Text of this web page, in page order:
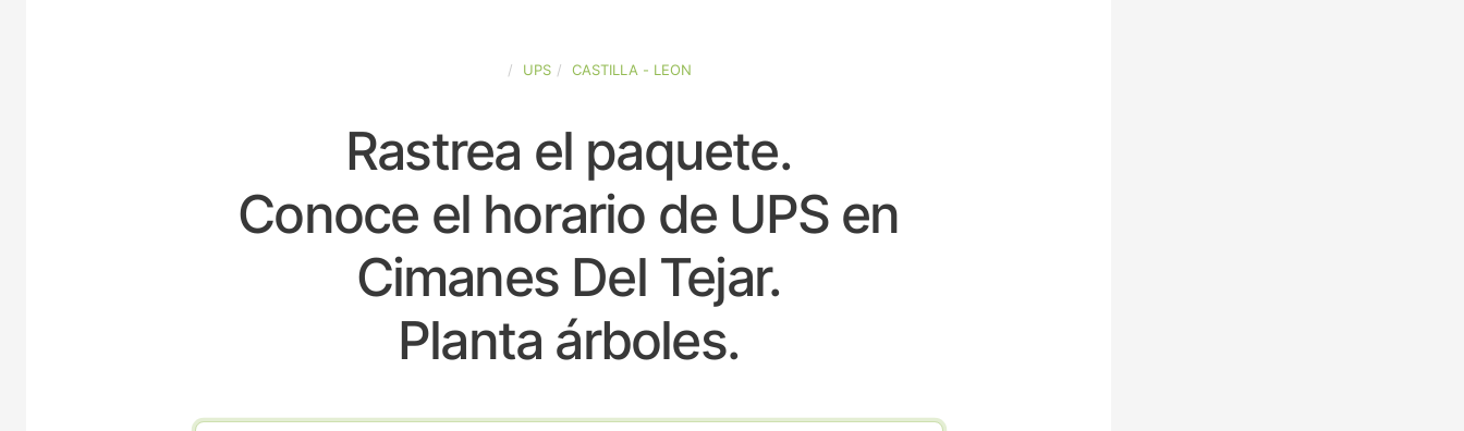
UPS CASTILLA - LEON
Rastrea el paquete.
Conoce el horario de UPS en
Cimanes Del Tejar.
Planta árboles.